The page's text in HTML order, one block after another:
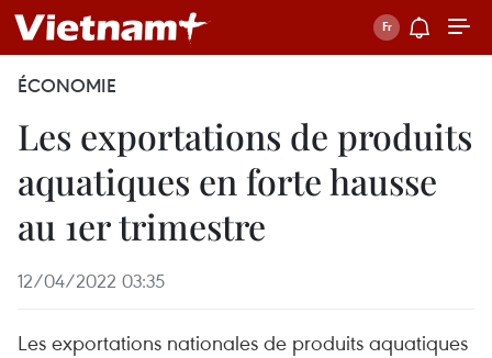
ÉCONOMIE
Les exportations de produits
aquatiques en forte hausse
au 1er trimestre
12/04/2022 03:35
Les exportations nationales de produits aquatiques